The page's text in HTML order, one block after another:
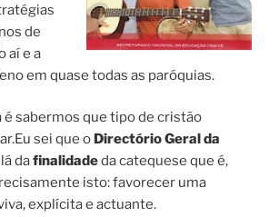
de
aí e a
em quase todas as paróquias.
é sabermos que tipo de cristão
sei que o Directório Geral da
dafinalidadeda catequese que é,
isto: favorecer uma
explícita e actuante.